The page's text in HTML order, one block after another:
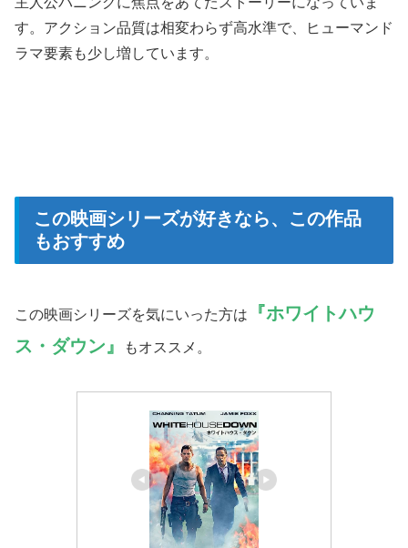
す。アクション品質は相変わらず高水準で、ヒューマンド
ラマ要素も少し増しています。
この映画シリーズが好きなら、この作品
もおすすめ
この映画シリーズを気にいった方は
『ホワイトハウ
ス・ダウン』
もオススメ。